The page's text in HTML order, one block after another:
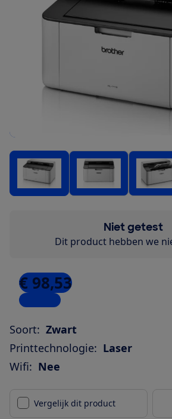
Niet getest
Dit product hebben we
€ 98,53
6 winkels
Soort: Zwart
Printtechnologie: Laser
Wifi: Nee
Vergelijk dit product